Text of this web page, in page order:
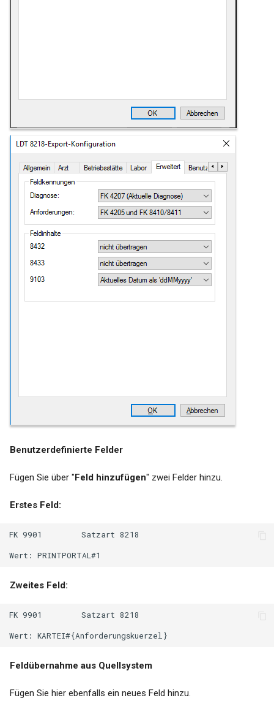
Benutzerdefinierte Felder
Fügen Sie über " Feld hinzufügen" zwei Felder hinzu.
Erstes Feld:
FK 9901        Satzart 8218
Wert: PRINTPORTAL#1
Zweites Feld:
FK 9901        Satzart 8218
Wert: KARTEI#{Anforderungskuerzel}
Feldübernahme aus Quellsystem
Fügen Sie hier ebenfalls ein neues Feld hinzu.